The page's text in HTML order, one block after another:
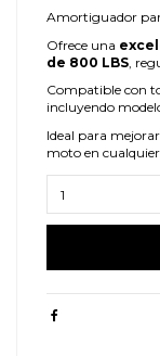
Amortiguador
Ofrece una
de 800 LBS ,
Compatible con
incluyendo
Ideal para
moto en